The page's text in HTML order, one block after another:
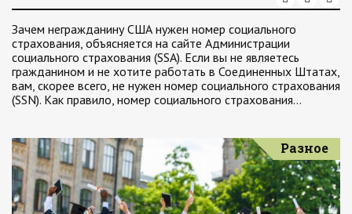
Зачем негражданину США нужен номер социального
страхования, объясняется на сайте Администрации
социального страхования (SSA). Если вы не являетесь
гражданином и не хотите работать в Соединенных Штатах,
вам, скорее всего, не нужен номер социального страхования
(SSN). Как правило, номер социального страхования…
Разное